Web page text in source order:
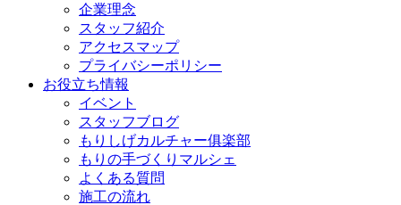
企業理念
スタッフ紹介
アクセスマップ
プライバシーポリシー
お役立ち情報
イベント
スタッフブログ
もりしげカルチャー俱楽部
もりの手づくりマルシェ
よくある質問
施工の流れ